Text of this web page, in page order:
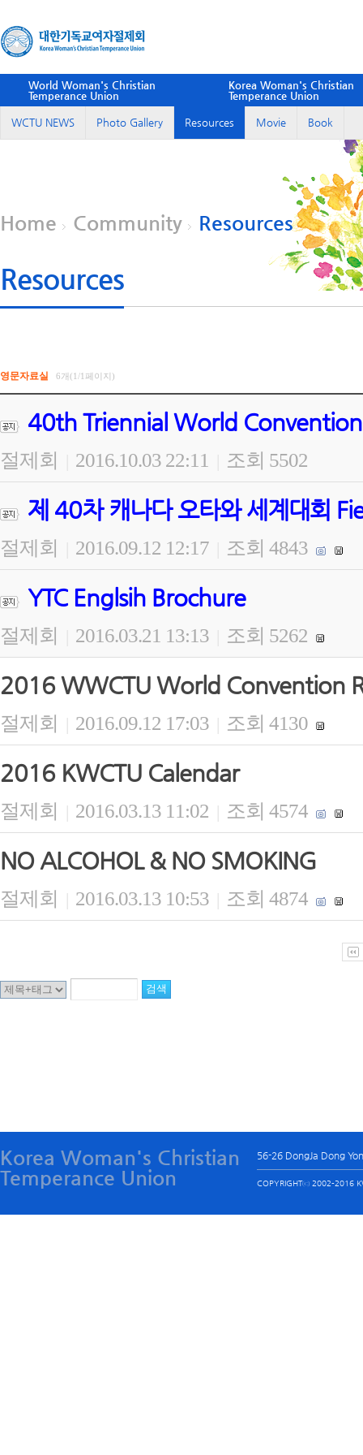
World Woman's Christian
Temperance Union
Korea Woman's Christian
Temperance Union
WCTU NEWS Photo Gallery Resources Movie Book
Home Community Resources
Resources
영문자료실 6개(1/1페이지)
40th Triennial World Convention
절제회 2016.10.03 22:11 조회 5502
제 40차 캐나다 오타와 세계대회
절제회 2016.09.12 12:17 조회 4843
YTC Englsih Brochure
절제회 2016.03.21 13:13 조회 5262
2016 WWCTU World Convention
절제회 | 2016.09.12 17:03 | 조회 4130
2016 KWCTU Calendar
절제회 | 2016.03.13 11:02 | 조회 4574
NO ALCOHOL & NO SMOKING
절제회 | 2016.03.13 10:53 | 조회 4874
Korea Woman's Christian
Temperance Union
56-26 DongJa Dong
COPYRIGHTⓒ 2002-2016